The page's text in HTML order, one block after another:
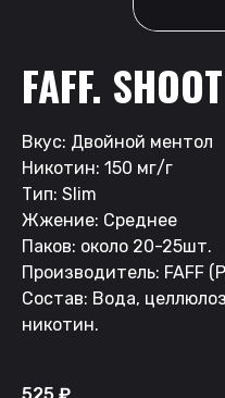
FAFF.
Вкус: Двойной ментол
Никотин: 150 мг/г
Тип: Slim
Жжение: Среднее
Паков: около 20-25шт.
Производитель: FAFF
Состав: Вода,
никотин.
525 ₽